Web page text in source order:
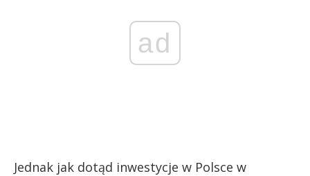
ad
Jednak jak dotąd inwestycje w Polsce w